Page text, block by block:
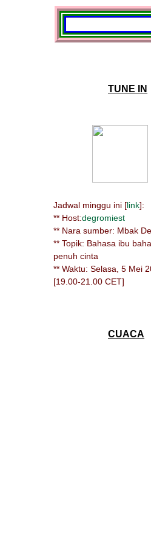
TUNE IN
Jadwal minggu ini [link]:
** Host:degromiest
** Nara sumber: Mbak
** Topik: Bahasa ibu
penuh cinta
** Waktu: Selasa, 5 Mei
[19.00-21.00 CET]
CUACA